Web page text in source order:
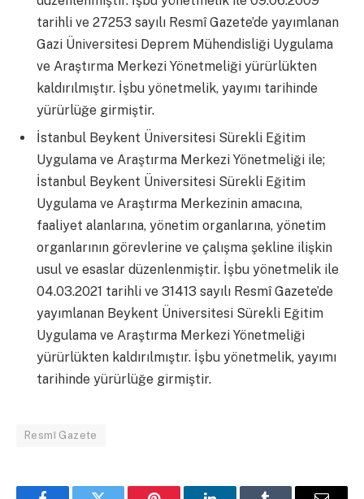
tarihli ve 27253 sayılı Resmî Gazete’de yayımlanan
Gazi Üniversitesi Deprem Mühendisliği Uygulama
ve Araştırma Merkezi Yönetmeliği yürürlükten
kaldırılmıştır. İşbu yönetmelik, yayımı tarihinde
yürürlüğe girmiştir.
İstanbul Beykent Üniversitesi Sürekli Eğitim
Uygulama ve Araştırma Merkezi Yönetmeliği ile;
İstanbul Beykent Üniversitesi Sürekli Eğitim
Uygulama ve Araştırma Merkezinin amacına,
faaliyet alanlarına, yönetim organlarına, yönetim
organlarının görevlerine ve çalışma şekline ilişkin
usul ve esaslar düzenlenmiştir. İşbu yönetmelik ile
04.03.2021 tarihli ve 31413 sayılı Resmî Gazete’de
yayımlanan Beykent Üniversitesi Sürekli Eğitim
Uygulama ve Araştırma Merkezi Yönetmeliği
yürürlükten kaldırılmıştır. İşbu yönetmelik, yayımı
tarihinde yürürlüğe girmiştir.
Resmî Gazete